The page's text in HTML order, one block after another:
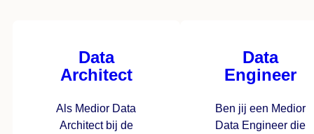
Data
Architect
Als Medior Data
Architect bij de
Data
Engineer
Ben jij een Medior
Data Engineer die